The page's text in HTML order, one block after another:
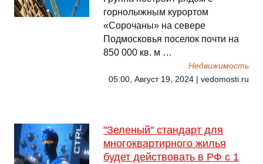
горнолыжным курортом
«Сорочаны» на севере
Подмосковья поселок почти на
850 000 кв. м …
Недвижимость
05:00, Август 19, 2024 | vedomosti.ru
"Зеленый" стандарт для
многоквартирного жилья
будет действовать в РФ с 1